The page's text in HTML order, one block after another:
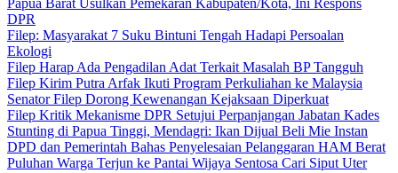
Papua Barat Usulkan Pemekaran Kabupaten/Kota, Ini Respons
DPR
Filep: Masyarakat 7 Suku Bintuni Tengah Hadapi Persoalan
Ekologi
Filep Harap Ada Pengadilan Adat Terkait Masalah BP Tangguh
Filep Kirim Putra Arfak Ikuti Program Perkuliahan ke Malaysia
Senator Filep Dorong Kewenangan Kejaksaan Diperkuat
Filep Kritik Mekanisme DPR Setujui Perpanjangan Jabatan Kades
Stunting di Papua Tinggi, Mendagri: Ikan Dijual Beli Mie Instan
DPD dan Pemerintah Bahas Penyelesaian Pelanggaran HAM Berat
Puluhan Warga Terjun ke Pantai Wijaya Sentosa Cari Siput Uter